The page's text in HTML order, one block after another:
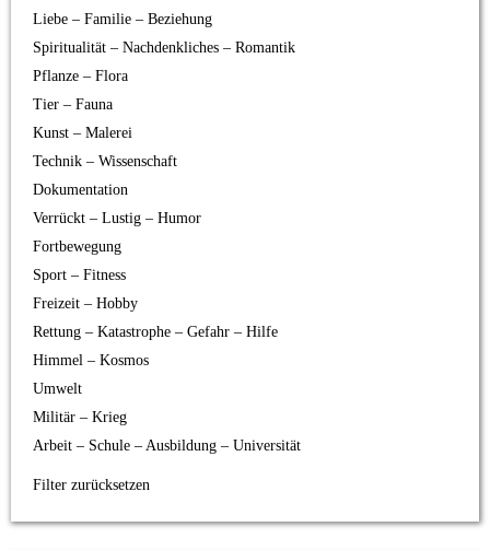
Liebe – Familie – Beziehung
Spiritualität – Nachdenkliches – Romantik
Pflanze – Flora
Tier – Fauna
Kunst – Malerei
Technik – Wissenschaft
Dokumentation
Verrückt – Lustig – Humor
Fortbewegung
Sport – Fitness
Freizeit – Hobby
Rettung – Katastrophe – Gefahr – Hilfe
Himmel – Kosmos
Umwelt
Militär – Krieg
Arbeit – Schule – Ausbildung – Universität
Filter zurücksetzen